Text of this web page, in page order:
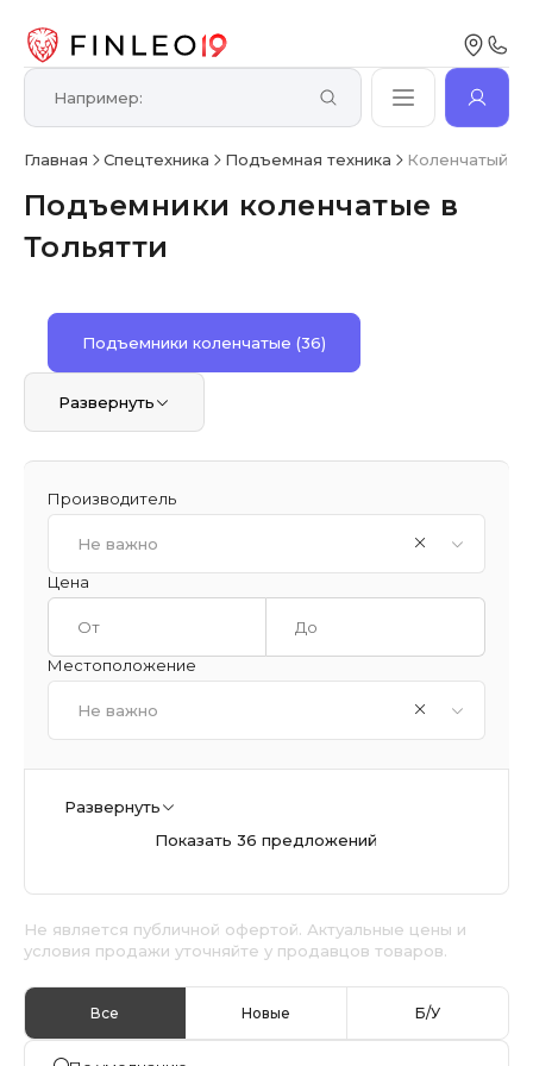
Главная Спецтехника Подъемная техника Коленчатый
Подъемники коленчатые в
Тольятти
Подъемники коленчатые(36)
Развернуть
Производитель
Не важно
Цена
Местоположение
Не важно
Развернуть
Показать 36 предложений
Не является публичной офертой. Актуальные цены и
условия продажи уточняйте у продавцов товаров.
Все Новые Б/У